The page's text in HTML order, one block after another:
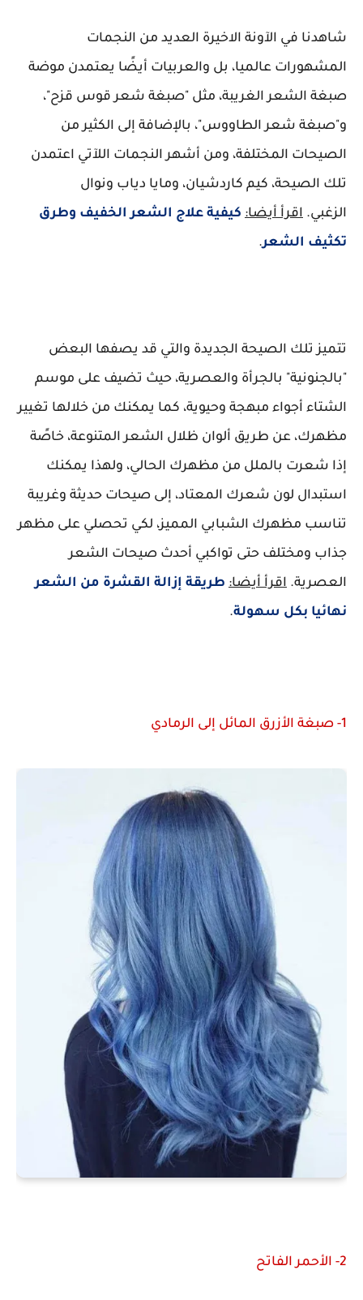
شاهدنا في الآونة الاخيرة العديد من النجمات
المشهورات عالميا، بل والعربيات أيضًا يعتمدن موضة
صبغة الشعر الغريبة، مثل "صبغة شعر قوس قزح"،
و"صبغة شعر الطاووس"، بالإضافة إلى الكثير من
الصيحات المختلفة، ومن أشهر النجمات اللآتي اعتمدن
تلك الصيحة، كيم كاردشيان، ومايا دياب ونوال
الزغبي. اقرأ أيضا: كيفية علاج الشعر الخفيف وطرق
تكثيف الشعر.
تتميز تلك الصيحة الجديدة والتي قد يصفها البعض
"بالجنونية" بالجرأة والعصرية، حيث تضيف على موسم
الشتاء أجواء مبهجة وحيوية، كما يمكنك من خلالها تغيير
مظهرك، عن طريق ألوان ظلال الشعر المتنوعة، خاصًة
إذا شعرت بالملل من مظهرك الحالي، ولهذا يمكنك
استبدال لون شعرك المعتاد، إلى صيحات حديثة وغريبة
تناسب مظهرك الشبابي المميز، لكي تحصلي على مظهر
جذاب ومختلف حتى تواكبي أحدث صيحات الشعر
العصرية. اقرأ أيضا: طريقة إزالة القشرة من الشعر
نهائيا بكل سهولة.
1- صبغة الأزرق المائل إلى الرمادي
2- الأحمر الفاتح